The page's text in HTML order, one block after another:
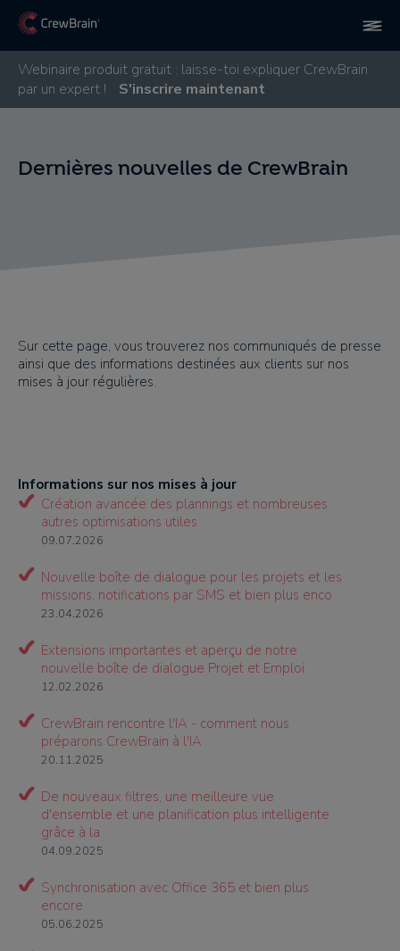
Webinaire produit gratuit : laisse-toi expliquer CrewBrain
par un expert !
S'inscrire maintenant
Dernières nouvelles de CrewBrain
Sur cette page, vous trouverez nos communiqués de presse
ainsi que des informations destinées aux clients sur nos
mises à jour régulières.
Informations sur nos mises à jour
Création avancée des plannings et nombreuses
autres optimisations utiles
09.07.2026
Nouvelle boîte de dialogue pour les projets et les
missions, notifications par SMS et bien plus enco
23.04.2026
Extensions importantes et aperçu de notre
nouvelle boîte de dialogue Projet et Emploi
12.02.2026
CrewBrain rencontre l'IA - comment nous
préparons CrewBrain à l'IA
20.11.2025
De nouveaux filtres, une meilleure vue
d'ensemble et une planification plus intelligente
grâce à la
04.09.2025
Synchronisation avec Office 365 et bien plus
encore
05.06.2025